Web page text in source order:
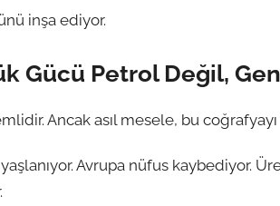
inşa ediyor.
Gücü Petrol Değil,
Ancak asıl mesele, bu
Avrupa nüfus kaybediyor.